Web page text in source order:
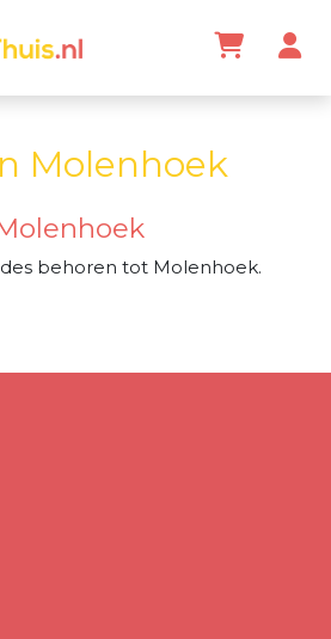
Molenhoek
behoren tot Molenhoek.